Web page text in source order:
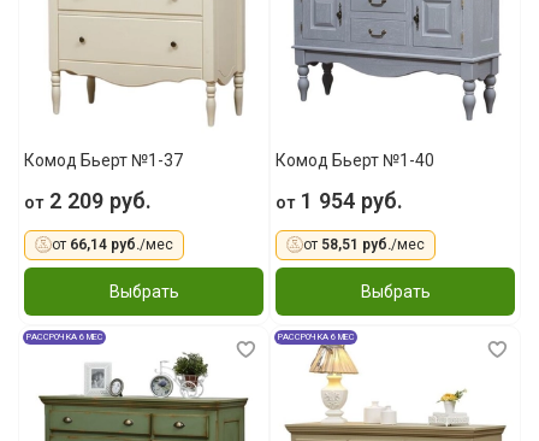
Комод Бьерт №1-37
от2 209 руб.
от 66,14 руб./мес
Выбрать
Комод Бьерт №1-40
от1 954 руб.
от 58,51 руб./мес
Выбрать
РАССРОЧКА 6 МЕС РАССРОЧКА 6 МЕС